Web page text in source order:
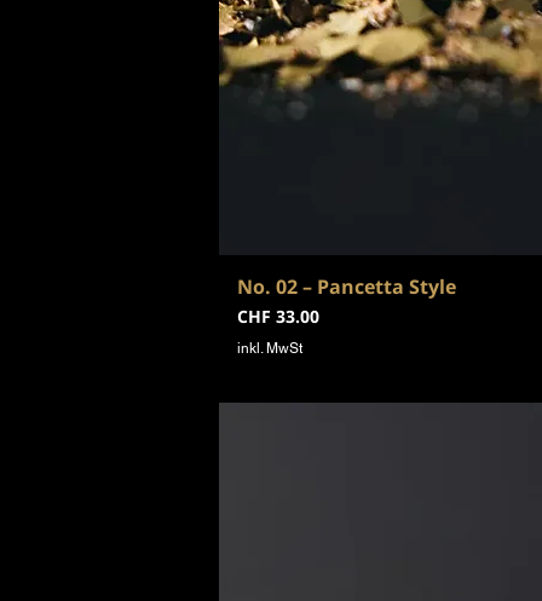
No. 02 – Pancetta Style
Preis
CHF 33.00
inkl. MwSt